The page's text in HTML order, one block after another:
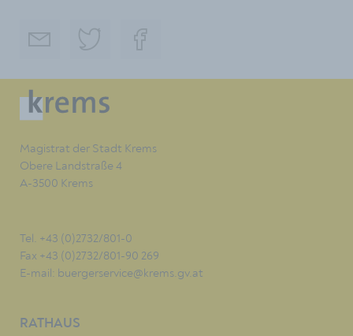
Magistrat der Stadt Krems
Obere Landstraße 4
A-3500 Krems
Tel. +43 (0)2732/801-0
Fax +43 (0)2732/801-90 269
E-mail: buergerservice@krems.gv.at
RATHAUS